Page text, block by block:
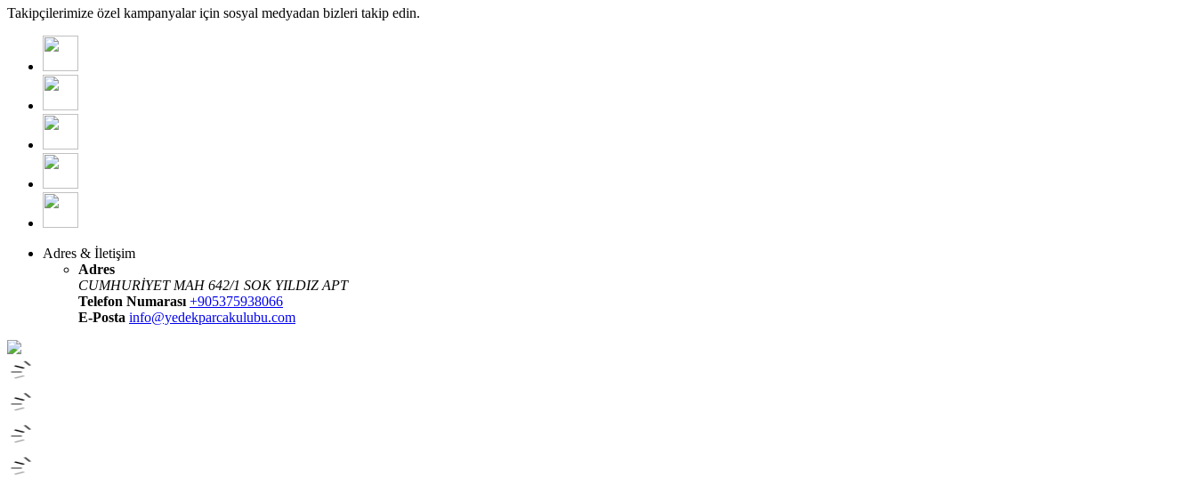
Takipçilerimize özel kampanyalar için sosyal medyadan bizleri takip edin.
Adres & İletişim
Adres
CUMHURİYET MAH 642/1 SOK YILDIZ APT
Telefon Numarası +905375938066
E-Posta info@yedekparcakulubu.com